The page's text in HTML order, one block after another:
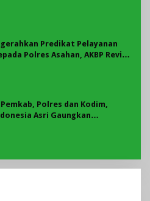
Predikat Pelayanan
Polres Asahan, AKBP Revi
Polres dan Kodim,
Asri Gaungkan